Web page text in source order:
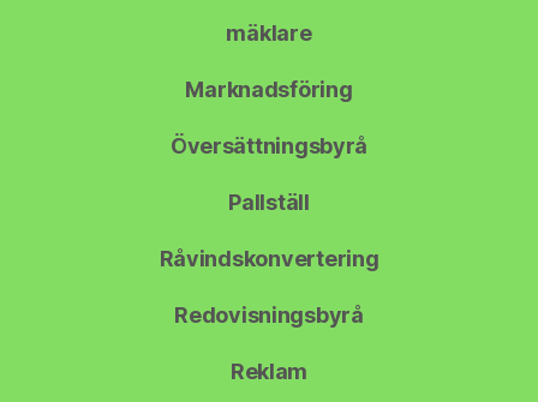
mäklare
Marknadsföring
Översättningsbyrå
Pallställ
Råvindskonvertering
Redovisningsbyrå
Reklam